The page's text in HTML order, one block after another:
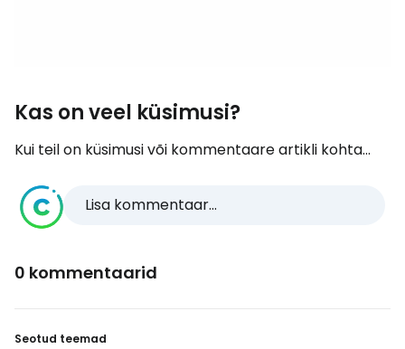
Kas on veel küsimusi?
Kui teil on küsimusi või kommentaare artikli kohta...
Lisa kommentaar...
0 kommentaarid
Seotud teemad